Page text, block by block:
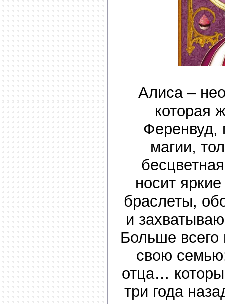
Алиса –
которая
Ференвуд,
магии,
носит
браслеты,
и
Больше всего
свою
отца…
три года